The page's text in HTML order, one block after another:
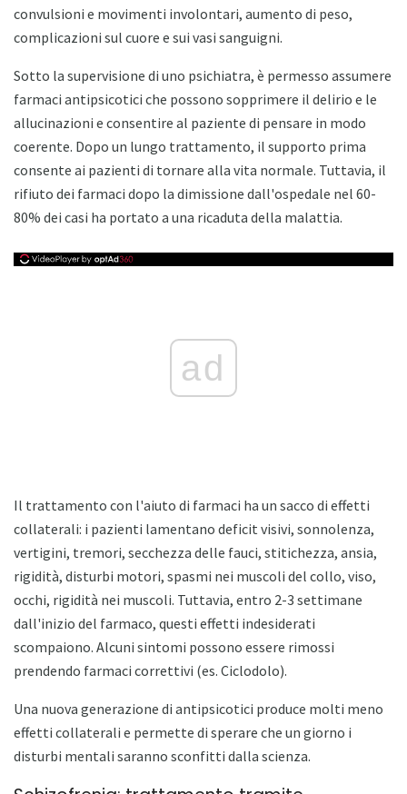
convulsioni e movimenti involontari, aumento di peso,
complicazioni sul cuore e sui vasi sanguigni.
Sotto la supervisione di uno psichiatra, è permesso assumere
farmaci antipsicotici che possono sopprimere il delirio e le
allucinazioni e consentire al paziente di pensare in modo
coerente. Dopo un lungo trattamento, il supporto prima
consente ai pazienti di tornare alla vita normale. Tuttavia, il
rifiuto dei farmaci dopo la dimissione dall'ospedale nel 60-
80% dei casi ha portato a una ricaduta della malattia.
ad
Il trattamento con l'aiuto di farmaci ha un sacco di effetti
collaterali: i pazienti lamentano deficit visivi, sonnolenza,
vertigini, tremori, secchezza delle fauci, stitichezza, ansia,
rigidità, disturbi motori, spasmi nei muscoli del collo, viso,
occhi, rigidità nei muscoli. Tuttavia, entro 2-3 settimane
dall'inizio del farmaco, questi effetti indesiderati
scompaiono. Alcuni sintomi possono essere rimossi
prendendo farmaci correttivi (es. Ciclodolo).
Una nuova generazione di antipsicotici produce molti meno
effetti collaterali e permette di sperare che un giorno i
disturbi mentali saranno sconfitti dalla scienza.